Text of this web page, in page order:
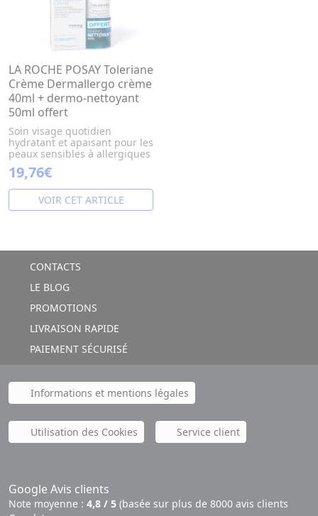
LA ROCHE POSAY Toleriane
Crème Dermallergo crème
40ml + dermo-nettoyant
50ml offert
Soin visage quotidien
hydratant et apaisant pour les
peaux sensibles à allergiques
19,76€
VOIR CET ARTICLE
CONTACTS
LE BLOG
PROMOTIONS
LIVRAISON RAPIDE
PAIEMENT SÉCURISÉ
Informations et mentions légales
Utilisation des Cookies Service client
Google Avis clients
Note moyenne : 4,8 / 5 (basée sur plus de 8000 avis clients